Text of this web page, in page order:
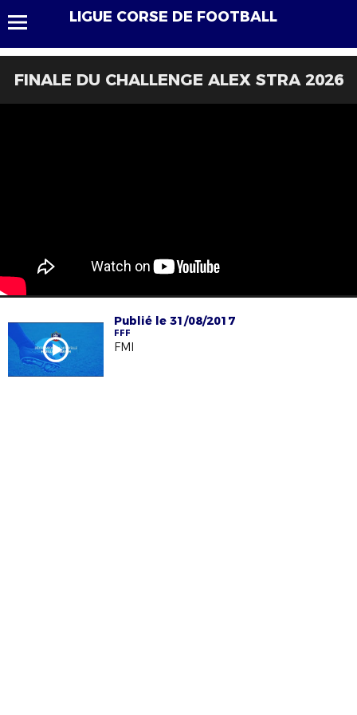
LIGUE CORSE DE FOOTBALL
FINALE DU CHALLENGE ALEX STRA 2026
Publié le 31/08/2017
FFF
FMI